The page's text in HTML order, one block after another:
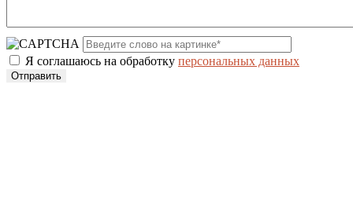
Я соглашаюсь на обработку персональных данных